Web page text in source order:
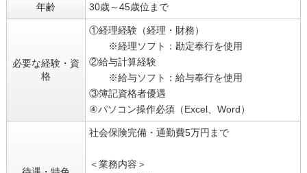
年齢 30歳～45歳位まで
必要な経験・資
格
①経理経験（経理・財務）
※経理ソフト：勘定奉行を使用
②給与計算経験
※給与ソフト：給与奉行を使用
③簿記資格者優遇
④パソコン操作必須（Excel、Word）
社会保険完備・通勤費5万円まで
＜業務内容＞